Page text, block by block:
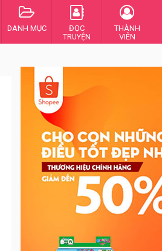
DANH MỤC
ĐỌC
TRUYỆN
THÀNH
VIÊN